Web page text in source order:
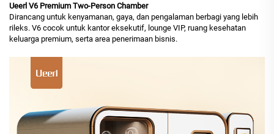
Ueerl V6 Premium Two-Person Chamber
Dirancang untuk kenyamanan, gaya, dan pengalaman berbagi yang lebih
rileks. V6 cocok untuk kantor eksekutif, lounge VIP, ruang kesehatan
keluarga premium, serta area penerimaan bisnis.